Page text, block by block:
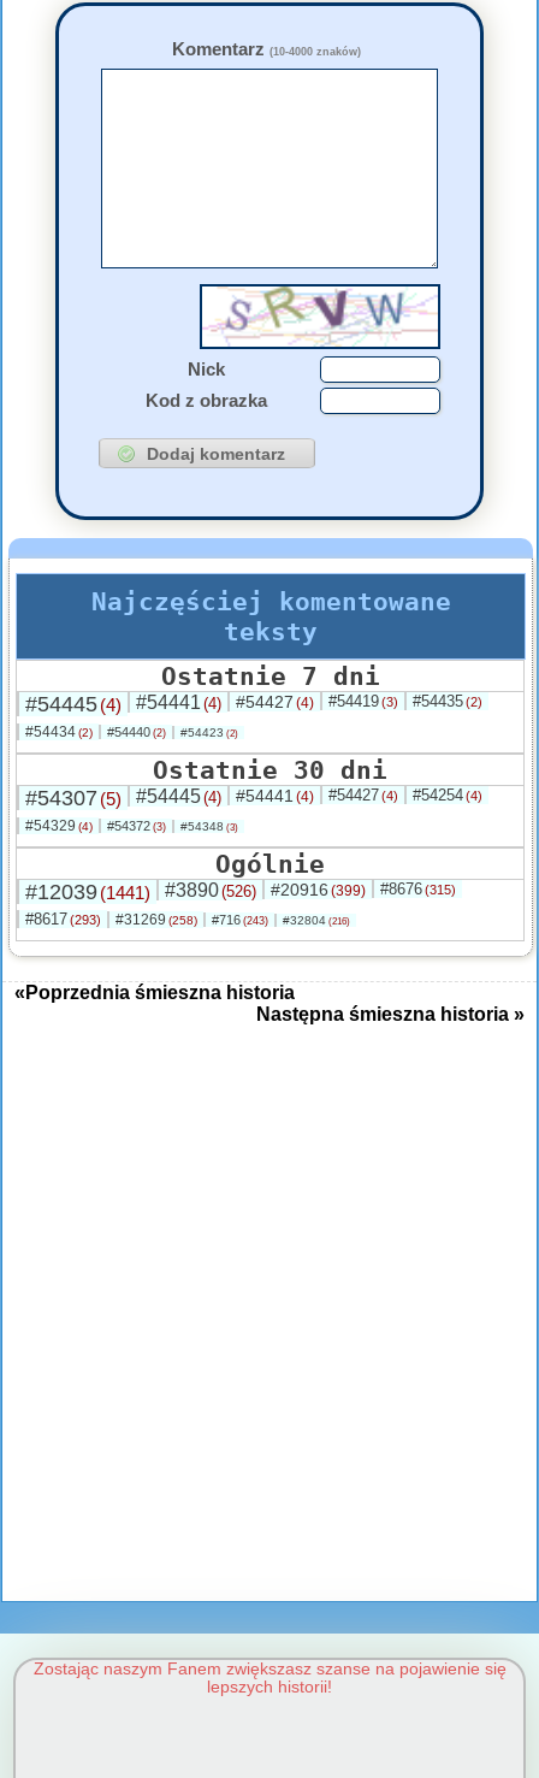
Komentarz (10-4000 znaków)
Nick
Kod z obrazka
Najczęściej komentowane
teksty
Ostatnie 7 dni
#54445(4) #54441 (4) #54427 (4) #54419(3) #54435(2)
#54434(2) #54440 (2) #54423 (2)
Ostatnie 30 dni
#54307 (5) #54445(4) #54441 (4) #54427(4) #54254(4)
#54329 (4) #54372 (3) #54348 (3)
Ogólnie
#12039(1441) #3890(526) #20916 (399) #8676(315)
#8617(293) #31269 (258) #716 (243) #32804 (216)
«Poprzednia śmieszna historia
Następna śmieszna historia »
Zostając naszym Fanem zwiększasz szanse na pojawienie się
lepszych historii!